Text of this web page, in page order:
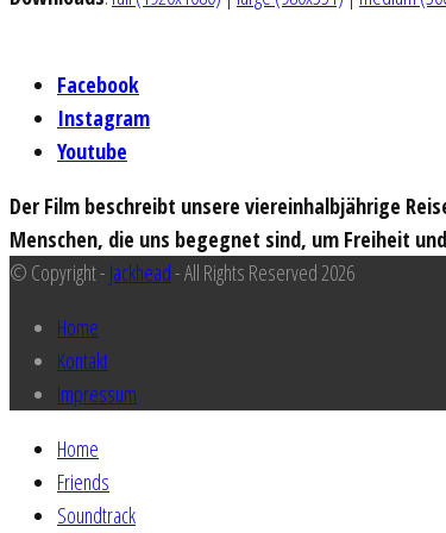
Facebook
Instagram
Youtube
Der Film beschreibt unsere viereinhalbjährige
Menschen, die uns begegnet sind, um Freiheit
© Copyright - Jackhead- All Rights Reserved 2026
Home
Kontakt
Impressum
Home
Friends
Soundtrack